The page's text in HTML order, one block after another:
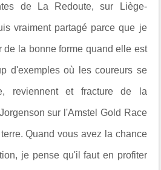
de La Redoute, sur Liège-
vraiment partagé parce que je
de la bonne forme quand elle est
d'exemples où les coureurs se
reviennent et fracture de la
sur l'Amstel Gold Race
Quand vous avez la chance
je pense qu'il faut en profiter